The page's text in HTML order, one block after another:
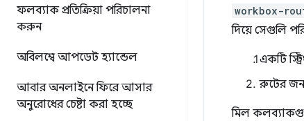
ফলব্যাক প্রতিক্রিয়া পরিচালনা
করুন
অবিলম্বে আপডেট হ্যান্ডেল
আবার অনলাইনে ফিরে আসার
অনুরোধের চেষ্টা করা হচ্ছে
workbox-
দিয়ে সেগুলি
একটি
রুটের
মিল